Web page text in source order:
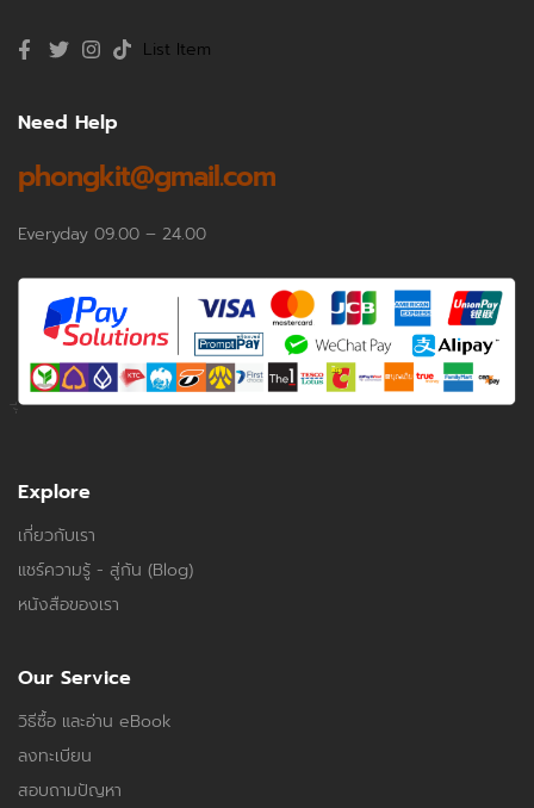
List Item
Need Help
phongkit@gmail.com
Everyday 09.00 – 24.00
Explore
เกี่ยวกับเรา
แชร์ความรู้ - สู่กัน (Blog)
หนังสือของเรา
Our Service
วิธีซื้อ และอ่าน eBook
ลงทะเบียน
สอบถามปัญหา